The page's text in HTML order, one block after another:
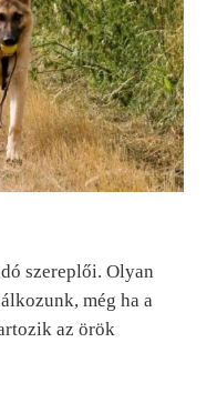
szereplői. Olyan
még ha a
az örök